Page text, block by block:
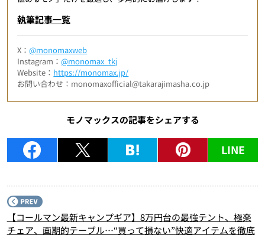
執筆記事一覧
X：@monomaxweb
Instagram：@monomax_tkj
Website： https://monomax.jp/
お問い合わせ：monomaxofficial@takarajimasha.co.jp
モノマックスの記事をシェアする
LINE
【コールマン最新キャンプギア】8万円台の最強テント、極楽
チェア、画期的テーブル…“買って損ない”快適アイテムを徹底